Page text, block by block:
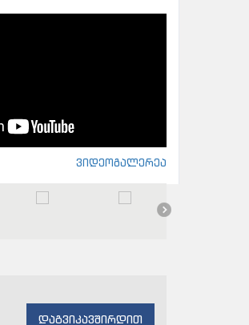
ვიდეოგალერეა
დაგვიკავშირდით